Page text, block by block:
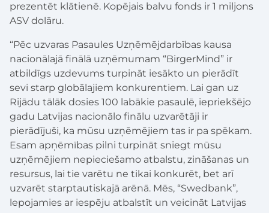
prezentēt klātienē. Kopējais balvu fonds ir 1 miljons
ASV dolāru.
“Pēc uzvaras Pasaules Uzņēmējdarbības kausa
nacionālajā finālā uzņēmumam “BirgerMind” ir
atbildīgs uzdevums turpināt iesākto un pierādīt
sevi starp globālajiem konkurentiem. Lai gan uz
Rijādu tālāk dosies 100 labākie pasaulē, iepriekšējo
gadu Latvijas nacionālo finālu uzvarētāji ir
pierādījuši, ka mūsu uzņēmējiem tas ir pa spēkam.
Esam apņēmības pilni turpināt sniegt mūsu
uzņēmējiem nepieciešamo atbalstu, zināšanas un
resursus, lai tie varētu ne tikai konkurēt, bet arī
uzvarēt starptautiskajā arēnā. Mēs, “Swedbank”,
lepojamies ar iespēju atbalstīt un veicināt Latvijas